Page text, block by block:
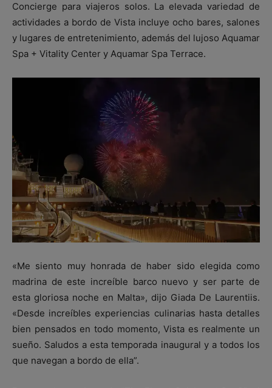
Concierge para viajeros solos. La elevada variedad de
actividades a bordo de Vista incluye ocho bares, salones
y lugares de entretenimiento, además del lujoso Aquamar
Spa + Vitality Center y Aquamar Spa Terrace.
«Me siento muy honrada de haber sido elegida como
madrina de este increíble barco nuevo y ser parte de
esta gloriosa noche en Malta», dijo Giada De Laurentiis.
«Desde increíbles experiencias culinarias hasta detalles
bien pensados en todo momento, Vista es realmente un
sueño. Saludos a esta temporada inaugural y a todos los
que navegan a bordo de ella”.